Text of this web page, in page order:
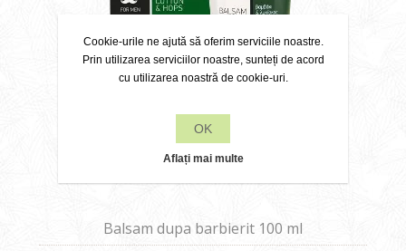
Balsam dupa barbierit 100 ml
Cookie-urile ne ajută să oferim serviciile noastre.
Prin utilizarea serviciilor noastre, sunteți de acord
cu utilizarea noastră de cookie-uri.
OK
Aflați mai multe